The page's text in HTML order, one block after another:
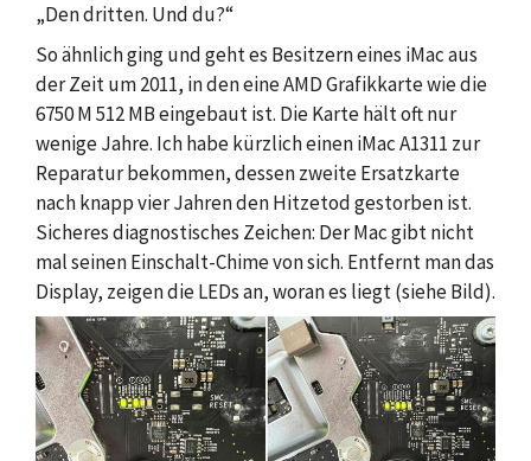
„Den dritten. Und du?“
So ähnlich ging und geht es Besitzern eines iMac aus
der Zeit um 2011, in den eine AMD Grafikkarte wie die
6750 M 512 MB eingebaut ist. Die Karte hält oft nur
wenige Jahre. Ich habe kürzlich einen iMac A1311 zur
Reparatur bekommen, dessen zweite Ersatzkarte
nach knapp vier Jahren den Hitzetod gestorben ist.
Sicheres diagnostisches Zeichen: Der Mac gibt nicht
mal seinen Einschalt-Chime von sich. Entfernt man das
Display, zeigen die LEDs an, woran es liegt (siehe Bild).